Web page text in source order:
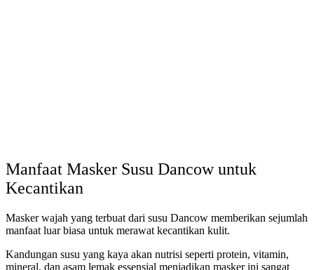
Manfaat Masker Susu Dancow untuk
Kecantikan
Masker wajah yang terbuat dari susu Dancow memberikan sejumlah
manfaat luar biasa untuk merawat kecantikan kulit.
Kandungan susu yang kaya akan nutrisi seperti protein, vitamin,
mineral, dan asam lemak essensial menjadikan masker ini sangat